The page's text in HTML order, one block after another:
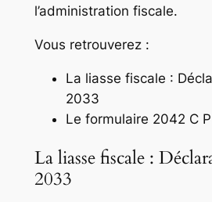
l’administration fiscale.
Vous retrouverez :
La liasse fiscale :
2033
Le formulaire 2042 C
La liasse fiscale :
2033